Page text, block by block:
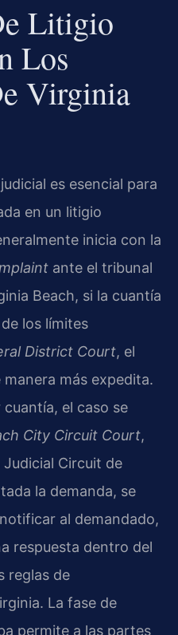
Litigio
Los
Virginia
es esencial para
en un litigio
inicia con la
ante el tribunal
Beach, si la cuantía
los límites
District Court, el
más expedita.
el caso se
City Circuit Court,
Circuit de
la demanda, se
al demandado,
respuesta dentro del
reglas de
La fase de
permite a las partes